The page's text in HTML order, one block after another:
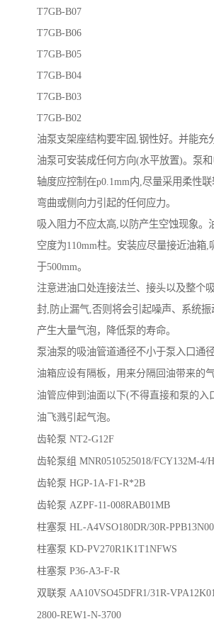
T7GB-B07
T7GB-B06
T7GB-B05
T7GB-B04
T7GB-B03
T7GB-B02
油泵支架座结构要牢固,钢性好。并能充
油泵可安装成任何方向(水平放置)。泵
轴度应控制在p0.1mm内,尽量采用柔性
弯曲或侧向力引起的任何应力。
吸入阻力不应太高,以防产生空蚀现象。
空度为110mm柱。安装应尽量接近油箱,
于500mm。
注意进油口处连接法兰、接头以及整个
封,防止漏气,否则将会引起噪声、系统振
产生大量气泡，降低泵的寿命。
泵油泵的吸油管道通径不小于泵入口通径
油箱应设有隔板，用来分隔回油带来的
油管应伸到油面以下(不得直接和泵的入
油飞溅引起气泡。
齿轮泵 NT2-G12F
齿轮泵组 MNR0510525018/FCY132M-4/
齿轮泵 HGP-1A-F1-R*2B
齿轮泵 AZPF-11-008RAB01MB
柱塞泵 HL-A4VSO180DR/30R-PPB13N00
柱塞泵 KD-PV270R1K1T1NFWS
柱塞泵 P36-A3-F-R
双联泵 AA10VSO45DFR1/31R-
2800-REW1-N-3700